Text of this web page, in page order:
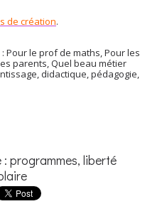
de création.
:Pour le prof de maths ,Pour les
parents Quel beau métier
didactique pédagogie
: programmes, liberté